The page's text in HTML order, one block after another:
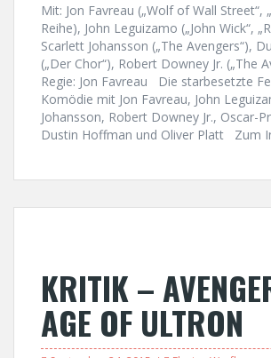
Mit: Jon Favreau („Wolf of Wall Street“,
Reihe), John Leguizamo („John Wick“,
Scarlett Johansson („The Avengers“),
(„Der Chor“), Robert Downey Jr. („The
Regie: Jon Favreau Die starbesetzte
Komödie mit Jon Favreau, John
Johansson, Robert Downey Jr., Oscar-
Dustin Hoffman und Oliver Platt Zum
KRITIK –
AGE OF ULTRON